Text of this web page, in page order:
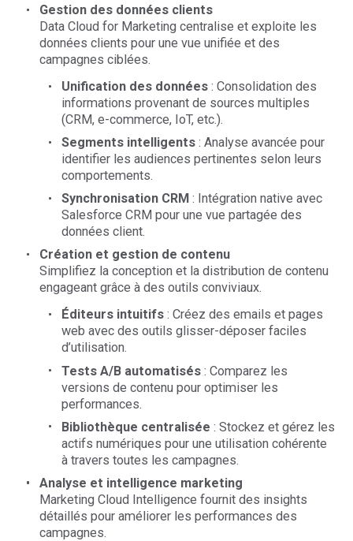
Gestion des données clients
Data Cloud for Marketing centralise et exploite les
données clients pour une vue unifiée et des
campagnes ciblées.
Unification des données : Consolidation des
informations provenant de sources multiples
(CRM, e-commerce, IoT, etc.).
Segments intelligents : Analyse avancée pour
identifier les audiences pertinentes selon leurs
comportements.
Synchronisation CRM : Intégration native avec
Salesforce CRM pour une vue partagée des
données client.
Création et gestion de contenu
Simplifiez la conception et la distribution de contenu
engageant grâce à des outils conviviaux.
Éditeurs intuitifs : Créez des emails et pages
web avec des outils glisser-déposer faciles
d’utilisation.
Tests A/B automatisés : Comparez les
versions de contenu pour optimiser les
performances.
Bibliothèque centralisée : Stockez et gérez les
actifs numériques pour une utilisation cohérente
à travers toutes les campagnes.
Analyse et intelligence marketing
Marketing Cloud Intelligence fournit des insights
détaillés pour améliorer les performances des
campagnes.